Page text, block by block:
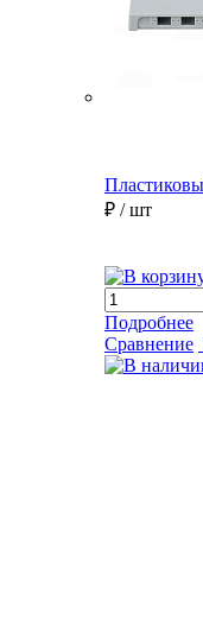
₽ / шт
Подробнее
Сравнение